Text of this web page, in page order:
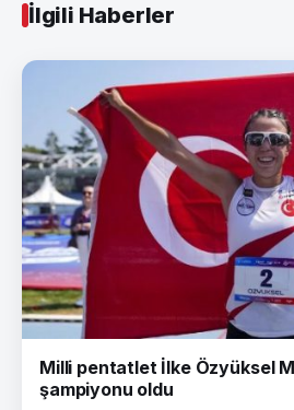
İlgili Haberler
Milli pentatlet İlke Özyüksel
şampiyonu oldu